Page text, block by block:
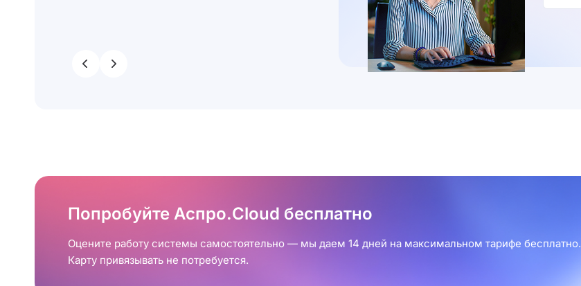
Попробуйте Аспро.Cloud бесплатно
Оцените работу системы самостоятельно — мы даем 14 дней на максимальном тарифе бесплатно.
Карту привязывать не потребуется.